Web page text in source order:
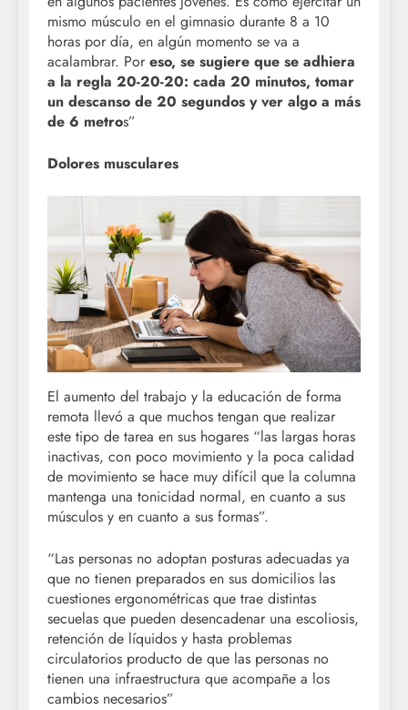
mismo músculo en el gimnasio durante 8 a 10
horas por día, en algún momento se va a
acalambrar. Por eso, se sugiere que se adhiera
a la regla 20-20-20: cada 20 minutos, tomar
un descanso de 20 segundos y ver algo a más
de 6 metros”
Dolores musculares
El aumento del trabajo y la educación de forma
remota llevó a que muchos tengan que realizar
este tipo de tarea en sus hogares “las largas horas
inactivas, con poco movimiento y la poca calidad
de movimiento se hace muy difícil que la columna
mantenga una tonicidad normal, en cuanto a sus
músculos y en cuanto a sus formas”.
“Las personas no adoptan posturas adecuadas ya
que no tienen preparados en sus domicilios las
cuestiones ergonométricas que trae distintas
secuelas que pueden desencadenar una escoliosis,
retención de líquidos y hasta problemas
circulatorios producto de que las personas no
tienen una infraestructura que acompañe a los
cambios necesarios”